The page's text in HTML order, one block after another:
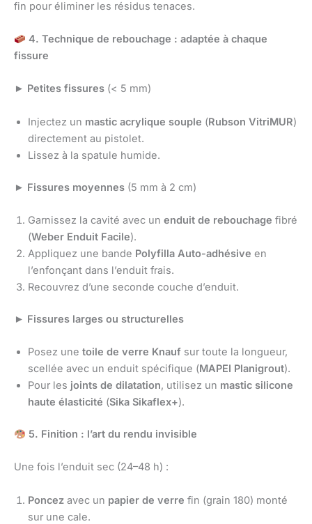
fin pour éliminer les résidus tenaces.
4. Technique de rebouchage : adaptée à chaque
fissure
► Petites fissures (< 5 mm)
Injectez un mastic acrylique souple (Rubson VitriMUR)
directement au pistolet.
Lissez à la spatule humide.
► Fissures moyennes (5 mm à 2 cm)
Garnissez la cavité avec un enduit de rebouchage fibré
(Weber Enduit Facile).
Appliquez une bande Polyfilla Auto-adhésive en
l’enfonçant dans l’enduit frais.
Recouvrez d’une seconde couche d’enduit.
► Fissures larges ou structurelles
Posez une toile de verre Knauf sur toute la longueur,
scellée avec un enduit spécifique (MAPEI Planigrout).
Pour les joints de dilatation, utilisez un mastic silicone
haute élasticité (Sika Sikaflex+).
5. Finition : l’art du rendu invisible
Une fois l’enduit sec (24–48 h) :
Poncez avec un papier de verre fin (grain 180) monté
sur une cale.